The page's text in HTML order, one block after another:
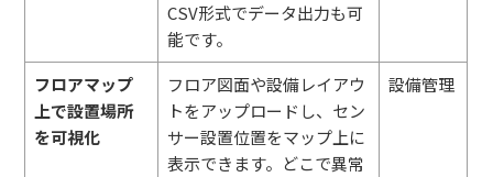
CSV形式でデータ出力も可
能です。
フロアマップ
上で設置場所
を可視化
フロア図面や設備レイアウ
トをアップロードし、セン
サー設置位置をマップ上に
表示できます。どこで異常
設備管理